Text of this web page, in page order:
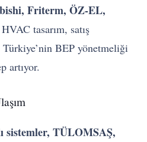
Friterm, ÖZ-EL,
tasarım, satış
BEP yönetmeliği
artıyor.
sistemler, TÜLOMSAŞ,